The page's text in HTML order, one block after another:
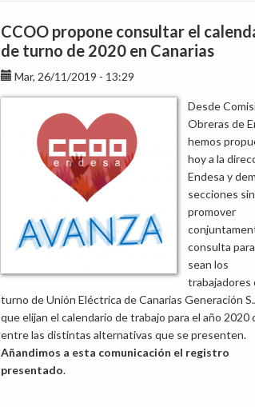
CCOO propone consultar el
de turno de 2020 en Canarias
Mar, 26/11/2019 - 13:29
Desde
Obreras de
hemos
hoy a la
Endesa y
secciones
promover
consulta
sean los
trabajadores
turno de Unión Eléctrica de Canarias Generación
que elijan el calendario de trabajo para el año 2020
entre las distintas alternativas que se presenten.
Añandimos a esta comunicación el registro
presentado.